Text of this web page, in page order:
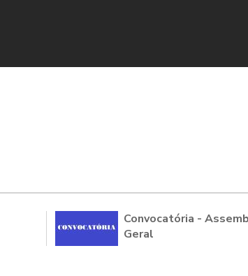
Convocatória -
Geral